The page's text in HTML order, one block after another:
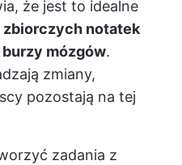
że jest to idealne
zbiorczych notatek
mózgów.
zmiany,
pozostają na tej
zadania z